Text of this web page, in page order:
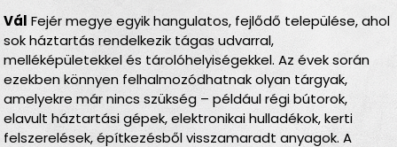
Vál Fejér megye egyik hangulatos, fejlődő települése, ahol
sok háztartás rendelkezik tágas udvarral,
melléképületekkel és tárolóhelyiségekkel. Az évek során
ezekben könnyen felhalmozódhatnak olyan tárgyak,
amelyekre már nincs szükség – például régi bútorok,
elavult háztartási gépek, elektronikai hulladékok, kerti
felszerelések, építkezésből visszamaradt anyagok. A